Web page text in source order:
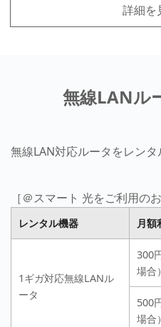
詳細を
無線LANル
無線LAN対応ルータをレンタ
［＠スマート 光をご利用のお
レンタル機器 月額
1ギガ対応無線LANル
ータ
300
場合）
500
場合）